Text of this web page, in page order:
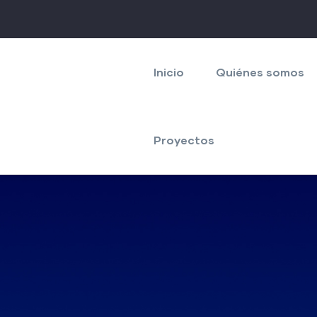
principal
Inicio Quiénes somos
Proyectos